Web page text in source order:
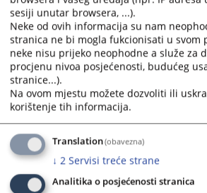
sesiji unutar browsera, ...).
Neke od ovih informacija su nam
stranica ne bi mogla fukcionisati u svom
neke nisu prijeko neophodne a služe za
procjenu nivoa posjećenosti, budućeg
stranice...).
Na ovom mjestu možete dozvoliti ili
korištenje tih informacija.
Translation(obavezna)
↓ 2 Servisi treće strane
Analitika o posjećenosti stranica